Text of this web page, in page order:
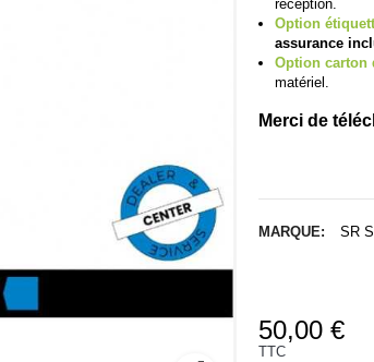
réception.
Option
assurance
Option carton
matériel.
Merci de
MARQUE: SR
50,00 €
TTC